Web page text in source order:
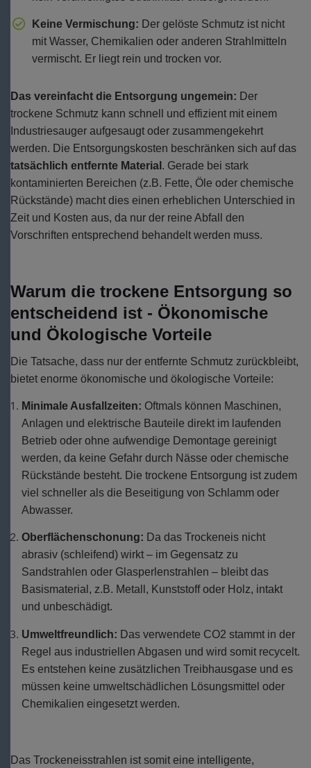
Keine Vermischung: Der gelöste Schmutz ist nicht
mit Wasser, Chemikalien oder anderen Strahlmitteln
vermischt. Er liegt rein und trocken vor.
Das vereinfacht die Entsorgung ungemein: Der
trockene Schmutz kann schnell und effizient mit einem
Industriesauger aufgesaugt oder zusammengekehrt
werden. Die Entsorgungskosten beschränken sich auf das
tatsächlich entfernte Material . Gerade bei stark
kontaminierten Bereichen (z.B. Fette, Öle oder chemische
Rückstände) macht dies einen erheblichen Unterschied in
Zeit und Kosten aus, da nur der reine Abfall den
Vorschriften entsprechend behandelt werden muss.
Warum die trockene Entsorgung so
entscheidend ist - Ökonomische
und Ökologische Vorteile
Die Tatsache, dass nur der entfernte Schmutz zurückbleibt,
bietet enorme ökonomische und ökologische Vorteile:
Minimale Ausfallzeiten: Oftmals können Maschinen,
Anlagen und elektrische Bauteile direkt im laufenden
Betrieb oder ohne aufwendige Demontage gereinigt
werden, da keine Gefahr durch Nässe oder chemische
Rückstände besteht. Die trockene Entsorgung ist zudem
viel schneller als die Beseitigung von Schlamm oder
Abwasser.
Oberflächenschonung: Da das Trockeneis nicht
abrasiv (schleifend) wirkt – im Gegensatz zu
Sandstrahlen oder Glasperlenstrahlen – bleibt das
Basismaterial, z.B. Metall, Kunststoff oder Holz, intakt
und unbeschädigt.
Umweltfreundlich: Das verwendete CO2 stammt in der
Regel aus industriellen Abgasen und wird somit recycelt.
Es entstehen keine zusätzlichen Treibhausgase und es
müssen keine umweltschädlichen Lösungsmittel oder
Chemikalien eingesetzt werden.
Das Trockeneisstrahlen ist somit eine intelligente,